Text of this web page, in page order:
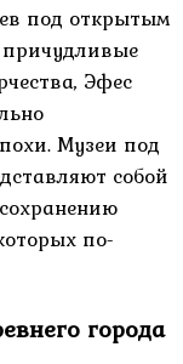
под открытым
причудливые
Эфес
Музеи под
собой
по-
города